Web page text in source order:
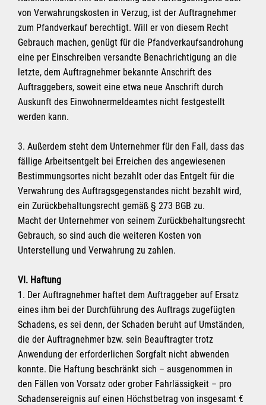
von Verwahrungskosten in Verzug, ist der Auftragnehmer
zum Pfandverkauf berechtigt. Will er von diesem Recht
Gebrauch machen, genügt für die Pfandverkaufsandrohung
eine per Einschreiben versandte Benachrichtigung an die
letzte, dem Auftragnehmer bekannte Anschrift des
Auftraggebers, soweit eine etwa neue Anschrift durch
Auskunft des Einwohnermeldeamtes nicht festgestellt
werden kann.
3. Außerdem steht dem Unternehmer für den Fall, dass das
fällige Arbeitsentgelt bei Erreichen des angewiesenen
Bestimmungsortes nicht bezahlt oder das Entgelt für die
Verwahrung des Auftragsgegenstandes nicht bezahlt wird,
ein Zurückbehaltungsrecht gemäß § 273 BGB zu.
Macht der Unternehmer von seinem Zurückbehaltungsrecht
Gebrauch, so sind auch die weiteren Kosten von
Unterstellung und Verwahrung zu zahlen.
VI. Haftung
1. Der Auftragnehmer haftet dem Auftraggeber auf Ersatz
eines ihm bei der Durchführung des Auftrags zugefügten
Schadens, es sei denn, der Schaden beruht auf Umständen,
die der Auftragnehmer bzw. sein Beauftragter trotz
Anwendung der erforderlichen Sorgfalt nicht abwenden
konnte. Die Haftung beschränkt sich – ausgenommen in
den Fällen von Vorsatz oder grober Fahrlässigkeit – pro
Schadensereignis auf einen Höchstbetrag von insgesamt €